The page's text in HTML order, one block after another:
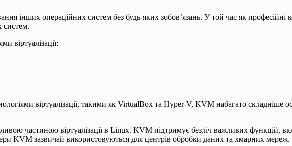
інших операційних систем без будь-яких зобов’язань. У той час як
систем.
віртуалізації:
віртуалізації, такими як VirtualBox та Hyper-V, KVM набагато складніше
частиною віртуалізації в Linux. KVM підтримує безліч важливих функцій,
KVM зазвичай використовуються для центрів обробки даних та хмарних мереж.